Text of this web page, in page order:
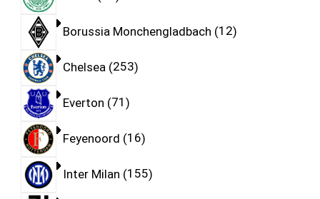
Borussia Monchengladbach 12
Chelsea 253
Everton 71
Feyenoord 16
Inter Milan 155